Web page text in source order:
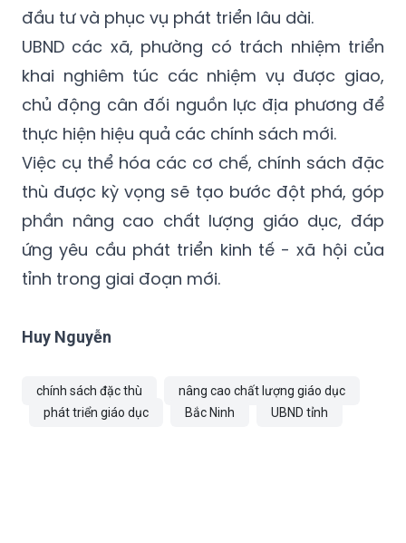
đầu tư và phục vụ phát triển lâu dài.
UBND các xã, phường có trách nhiệm triển
khai nghiêm túc các nhiệm vụ được giao,
chủ động cân đối nguồn lực địa phương để
thực hiện hiệu quả các chính sách mới.
Việc cụ thể hóa các cơ chế, chính sách đặc
thù được kỳ vọng sẽ tạo bước đột phá, góp
phần nâng cao chất lượng giáo dục, đáp
ứng yêu cầu phát triển kinh tế - xã hội của
tỉnh trong giai đoạn mới.
Huy Nguyễn
chính sách đặc thù
nâng cao chất lượng giáo dục
phát triển giáo dục
Bắc Ninh UBND tỉnh